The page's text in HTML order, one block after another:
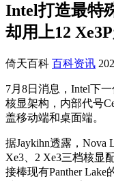
Intel打造最特
却用上12
倚天百科 百科资讯
7月8日消息，Intel下
核显架构，内部代号
盖移动端和桌面端。
据Jaykihn透露，Nova
Xe3、2 Xe3三档核显
接棒现有Panther